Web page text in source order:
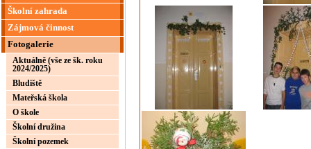
Školní zahrada
Zájmová činnost
Fotogalerie
Aktuálně (vše ze šk. roku
2024/2025)
Bludiště
Mateřská škola
O škole
Školní družina
Školní pozemek